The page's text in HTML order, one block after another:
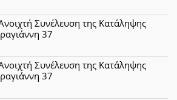
Συνέλευση της Κατάληψης
37
Συνέλευση της Κατάληψης
37